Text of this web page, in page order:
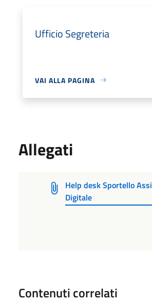
Ufficio Segreteria
VAI ALLA PAGINA
Allegati
Help desk Sportello
Digitale
Contenuti correlati